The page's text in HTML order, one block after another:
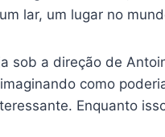
lar, um lugar no
sob a direção de
como
Enquanto